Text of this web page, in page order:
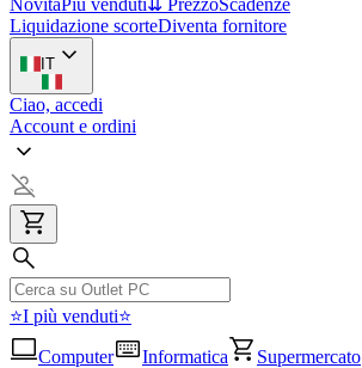
NovitàPiù venduti⇊ PrezzoScadenze
Liquidazione scorteDiventa fornitore
IT
Ciao, accedi
Account e ordini
⭐I più venduti⭐
Computer
Informatica Supermercato